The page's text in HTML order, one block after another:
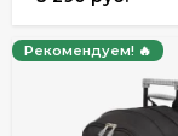
Рекомендуем! 🔥